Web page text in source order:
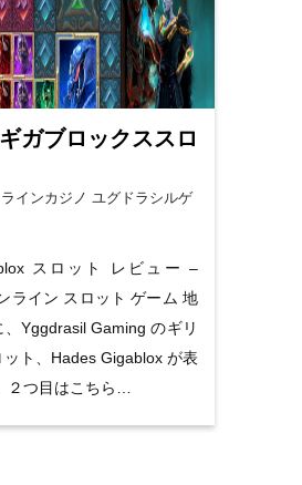
ガブロックススロ
インカジノ ユグドラシルゲ
スロット レビュー –
ライン スロット ゲーム 地
Yggdrasil Gaming のギリ
ト、Hades Gigablox が表
２つ目はこちら…